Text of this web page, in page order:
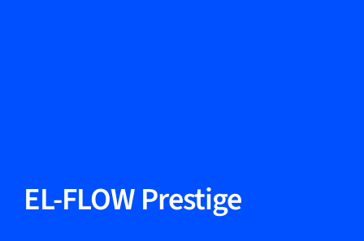
Producten
EL-FLOW Prestige